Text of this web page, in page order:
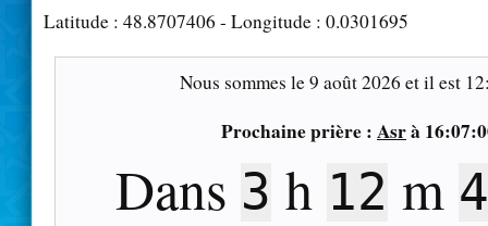
Latitude : 48.8707406 - Longitude : 0.0301695
Nous sommes le9 août 2026 et il est
Prochaine prière : Asrà
Dans 3 h 12 m